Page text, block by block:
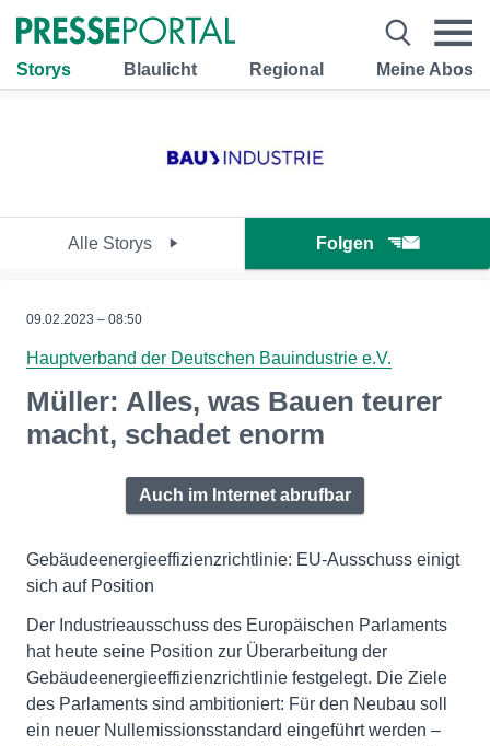
Storys Blaulicht Regional Meine Abos
Alle Storys Folgen
09.02.2023 – 08:50
Hauptverband der Deutschen Bauindustrie e.V.
Müller: Alles, was Bauen teurer
macht, schadet enorm
Auch im Internet abrufbar
Gebäudeenergieeffizienzrichtlinie: EU-Ausschuss einigt
sich auf Position
Der Industrieausschuss des Europäischen Parlaments
hat heute seine Position zur Überarbeitung der
Gebäudeenergieeffizienzrichtlinie festgelegt. Die Ziele
des Parlaments sind ambitioniert: Für den Neubau soll
ein neuer Nullemissionsstandard eingeführt werden –